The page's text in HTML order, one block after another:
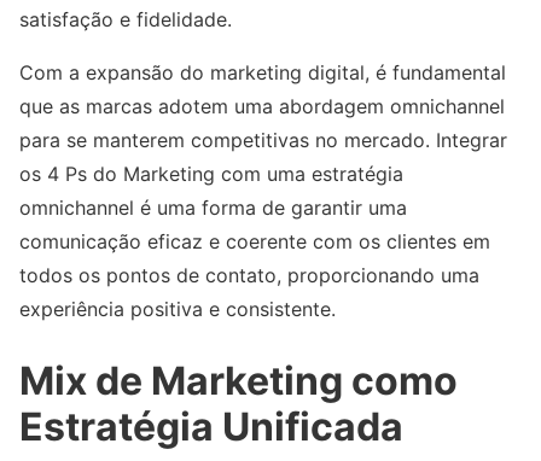
satisfação e fidelidade.
Com a expansão do marketing digital, é fundamental
que as marcas adotem uma abordagem omnichannel
para se manterem competitivas no mercado. Integrar
os 4 Ps do Marketing com uma estratégia
omnichannel é uma forma de garantir uma
comunicação eficaz e coerente com os clientes em
todos os pontos de contato, proporcionando uma
experiência positiva e consistente.
Mix de Marketing como
Estratégia Unificada